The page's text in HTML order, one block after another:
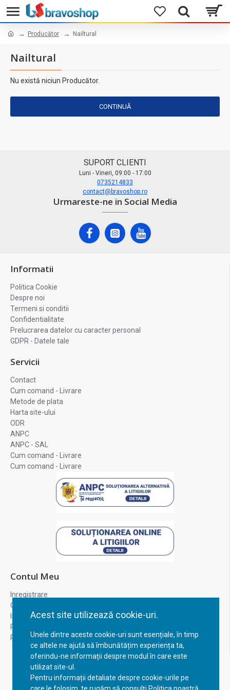
Acest site utilizează cookie-uri.
Unele dintre aceste cookie-uri sunt esențiale, în timp
ce altele ne ajută să îmbunătățim experiența ta,
oferindu-ne informații despre modul în care este
utilizat site-ul.
Pentru informații detaliate despre cookie-urile pe
Producător Nailtural
Nailtural
Nu există niciun Producător.
CONTINUĂ
SUPORT CLIENTI
Luni - Vineri, 09:00 - 17:00
0735214833
contact@bravoshop.ro
Urmareste-ne in Social Media
Informatii
Politica Cookie
Despre noi
Termeni si conditii
Confidentialitate
Prelucrarea datelor cu caracter personal
GDPR - Datele tale
Servicii
Contact
Cum comand - Livrare
Metode de plata
Harta site-ului
ODR
ANPC
ANPC - SAL
Cum comand - Livrare
Cum comand - Livrare
Contul Meu
Inregistrare
Contul meu
Istoric comenzi
Recuperare parola
Returnare produs